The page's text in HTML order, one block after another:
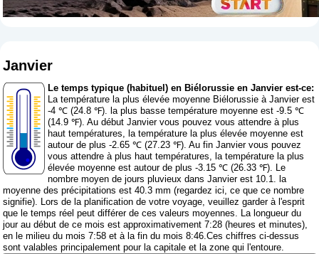
Janvier
Le temps typique (habituel) en Biélorussie en Janvier est-ce:
La température la plus élevée moyenne Biélorussie à Janvier est
-4 ℃ (24.8 ℉). la plus basse température moyenne est -9.5 ℃
(14.9 ℉). Au début Janvier vous pouvez vous attendre à plus
haut températures, la température la plus élevée moyenne est
autour de plus -2.65 ℃ (27.23 ℉). Au fin Janvier vous pouvez
vous attendre à plus haut températures, la température la plus
élevée moyenne est autour de plus -3.15 ℃ (26.33 ℉). Le
nombre moyen de jours pluvieux dans Janvier est 10.1. la
moyenne des précipitations est 40.3 mm (regardez ici, ce que ce nombre
signifie). Lors de la planification de votre voyage, veuillez garder à l'esprit
que le temps réel peut différer de ces valeurs moyennes. La longueur du
jour au début de ce mois est approximativement 7:28 (heures et minutes),
en le milieu du mois 7:58 et à la fin du mois 8:46.Ces chiffres ci-dessus
sont valables principalement pour la capitale et la zone qui l'entoure.